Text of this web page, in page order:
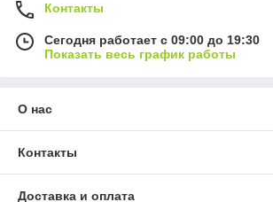
Контакты
Сегодня работает с 09:00 до 19:30
Показать весь график работы
О нас
Контакты
Доставка и оплата